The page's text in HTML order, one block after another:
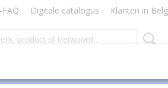
Digitale catalogus Klanten in